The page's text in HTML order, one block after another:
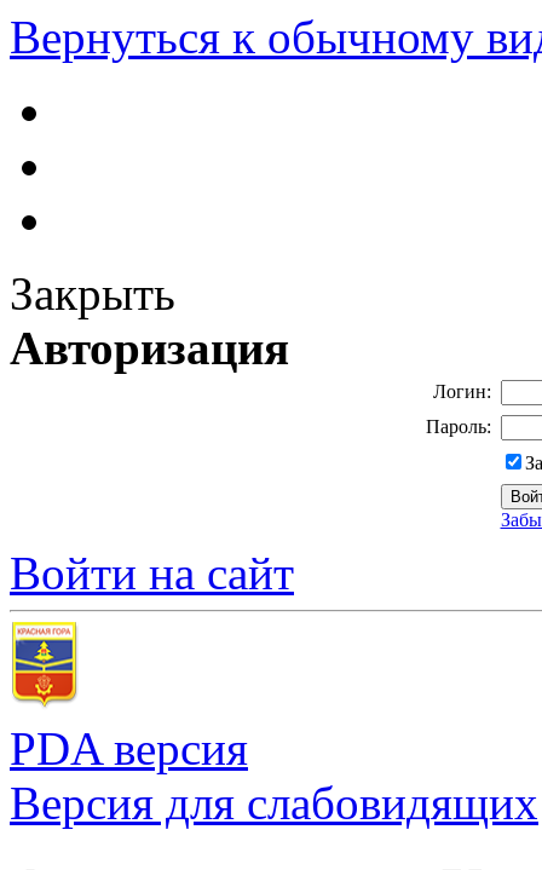
Вернуться к обычному
Закрыть
Авторизация
Логин:
Пароль:
Войти на сайт
PDA версия
Версия для слабовидящих